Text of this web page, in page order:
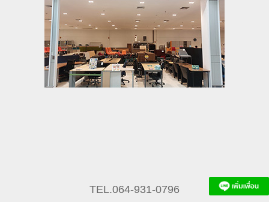
TEL.064-931-0796